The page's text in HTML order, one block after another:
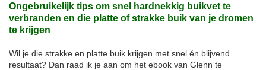
Ongebruikelijk tips om snel hardnekkig buikvet te
verbranden en die platte of strakke buik van je dromen
te krijgen
Wil je die strakke en platte buik krijgen met snel én blijvend
resultaat? Dan raad ik je aan om het ebook van Glenn te